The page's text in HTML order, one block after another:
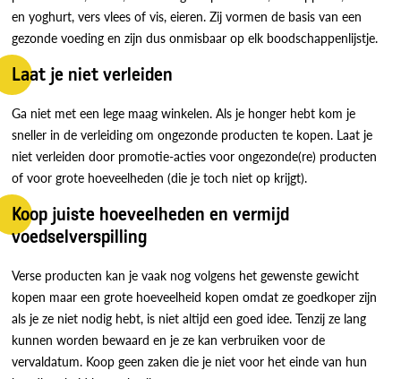
en yoghurt, vers vlees of vis, eieren. Zij vormen de basis van een
gezonde voeding en zijn dus onmisbaar op elk boodschappenlijstje.
Laat je niet verleiden
Ga niet met een lege maag winkelen. Als je honger hebt kom je
sneller in de verleiding om ongezonde producten te kopen. Laat je
niet verleiden door promotie-acties voor ongezonde(re) producten
of voor grote hoeveelheden (die je toch niet op krijgt).
Koop juiste hoeveelheden en vermijd
voedselverspilling
Verse producten kan je vaak nog volgens het gewenste gewicht
kopen maar een grote hoeveelheid kopen omdat ze goedkoper zijn
als je ze niet nodig hebt, is niet altijd een goed idee. Tenzij ze lang
kunnen worden bewaard en je ze kan verbruiken voor de
vervaldatum. Koop geen zaken die je niet voor het einde van hun